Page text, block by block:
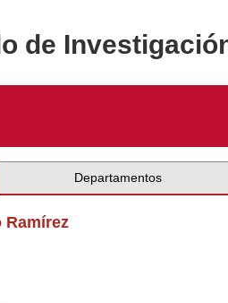
de
Departamentos
Ramírez